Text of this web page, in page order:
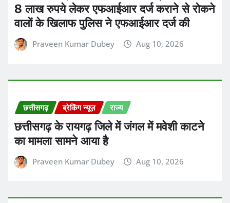
छत्तीसगढ़ के रायगढ़ जिले में जंगल में मवेशी काटने
का मामला सामने आया है
Praveen Kumar Dubey Aug 10, 2026
छत्तीसगढ़ ब्रेकिंग न्यूज़ राज्य
छत्तीसगढ़ के कवर्धा जिले में मारपीट के मामले में
भाजपा महिला मोर्चा की जिला अध्यक्ष विजय लक्ष्मी
तिवारी, उनके दामाद विक्की दुबे और बेटे वासु तिवारी
के खिलाफ FIR दर्ज हुई